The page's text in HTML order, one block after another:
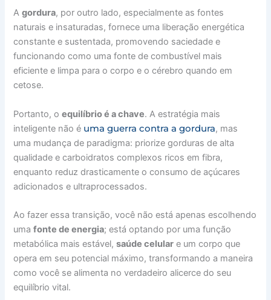
Agordura, por outro lado, especialmente as fontes
naturais e insaturadas, fornece uma liberação energética
constante e sustentada, promovendo saciedade e
funcionando como uma fonte de combustível mais
eficiente e limpa para o corpo e o cérebro quando em
cetose.
Portanto, oequilíbrio é a chave. A estratégia mais
inteligente não é uma guerra contra a gordura, mas
uma mudança de paradigma: priorize gorduras de alta
qualidade e carboidratos complexos ricos em fibra,
enquanto reduz drasticamente o consumo de açúcares
adicionados e ultraprocessados.
Ao fazer essa transição, você não está apenas escolhendo
umafonte de energia; está optando por uma função
metabólica mais estável,saúde celular e um corpo que
opera em seu potencial máximo, transformando a maneira
como você se alimenta no verdadeiro alicerce do seu
equilíbrio vital.